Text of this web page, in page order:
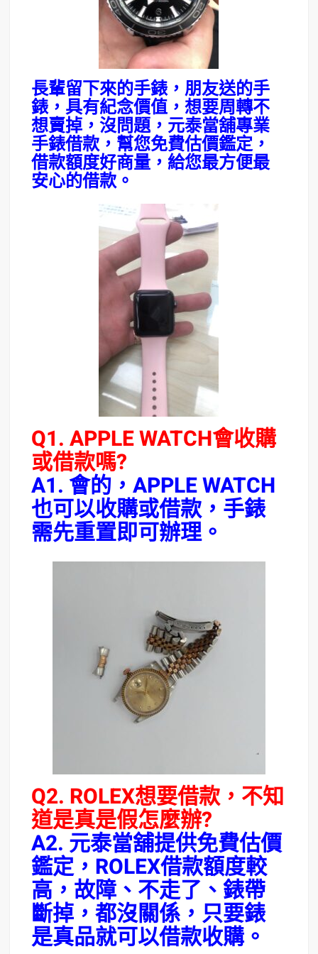
長輩留下來的手錶，朋友送的手
錶，具有紀念價值，想要周轉不
想賣掉，沒問題，元泰當舖專業
手錶借款，幫您免費估價鑑定，
借款額度好商量，給您最方便最
安心的借款。
Q1. APPLE WATCH會收購
或借款嗎?
A1. 會的，APPLE WATCH
也可以收購或借款，手錶
需先重置即可辦理。
Q2. ROLEX想要借款，不知
道是真是假怎麼辦?
A2. 元泰當舖提供免費估價
鑑定，ROLEX借款額度較
高，故障、不走了、錶帶
斷掉，都沒關係，只要錶
是真品就可以借款收購。